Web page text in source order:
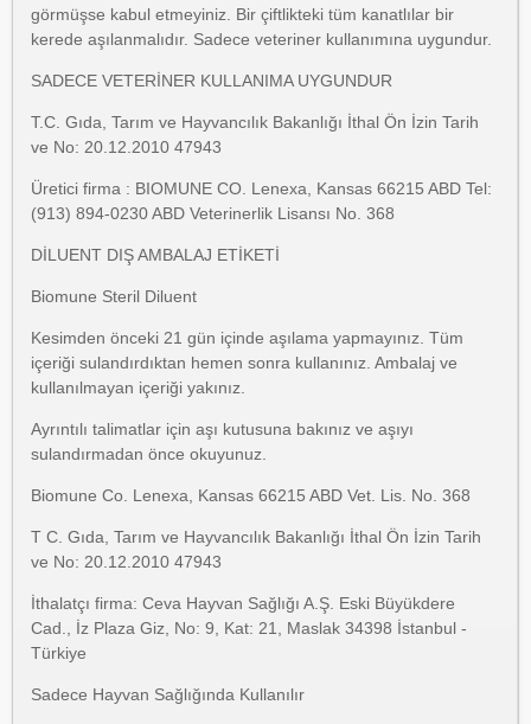
görmüşse kabul etmeyiniz. Bir çiftlikteki tüm kanatlılar bir
kerede aşılanmalıdır. Sadece veteriner kullanımına uygundur.
SADECE VETERİNER KULLANIMA UYGUNDUR
T.C. Gıda, Tarım ve Hayvancılık Bakanlığı İthal Ön İzin Tarih
ve No: 20.12.2010 47943
Üretici firma : BIOMUNE CO. Lenexa, Kansas 66215 ABD Tel:
(913) 894-0230 ABD Veterinerlik Lisansı No. 368
DİLUENT DIŞ AMBALAJ ETİKETİ
Biomune Steril Diluent
Kesimden önceki 21 gün içinde aşılama yapmayınız. Tüm
içeriği sulandırdıktan hemen sonra kullanınız. Ambalaj ve
kullanılmayan içeriği yakınız.
Ayrıntılı talimatlar için aşı kutusuna bakınız ve aşıyı
sulandırmadan önce okuyunuz.
Biomune Co. Lenexa, Kansas 66215 ABD Vet. Lis. No. 368
T C. Gıda, Tarım ve Hayvancılık Bakanlığı İthal Ön İzin Tarih
ve No: 20.12.2010 47943
İthalatçı firma: Ceva Hayvan Sağlığı A.Ş. Eski Büyükdere
Cad., İz Plaza Giz, No: 9, Kat: 21, Maslak 34398 İstanbul -
Türkiye
Sadece Hayvan Sağlığında Kullanılır